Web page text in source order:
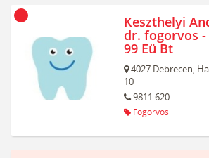
Keszthelyi
dr. fogorvos
99 Eü Bt
4027 Debrecen,
10
9811 620
Fogorvos